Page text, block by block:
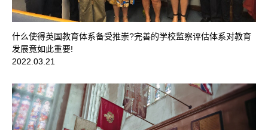
什么使得英国教育体系备受推崇?完善的学校监察评估体系对教育
发展竟如此重要!
2022.03.21